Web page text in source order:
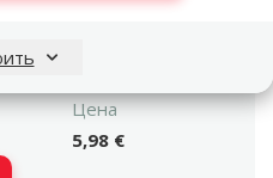
Цена
5,98 €